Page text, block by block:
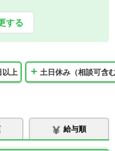
する
以上 土日休み（相談可含
給与順